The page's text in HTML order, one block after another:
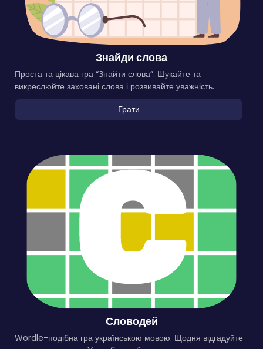
Знайди слова
Проста та цікава гра “Знайти слова”. Шукайте та
викреслюйте заховані слова і розвивайте уважність.
Грати
Словодей
Wordle-подібна гра українською мовою. Щодня відгадуйте